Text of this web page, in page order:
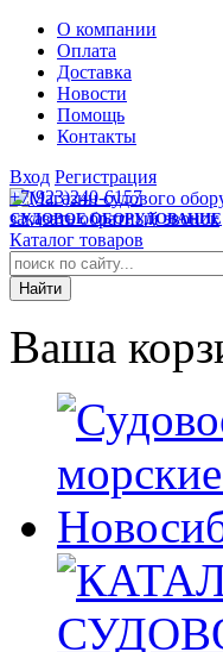
О компании
Оплата
Доставка
Новости
Помощь
Контакты
Вход Регистрация
СУДОВОЕ ОБОРУДОВАНИЕ
+7(923)240-6157
заказать обратный звонок
Каталог товаров
Ваша